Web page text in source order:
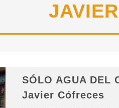
SÓLO AGUA DEL
Javier Cófreces